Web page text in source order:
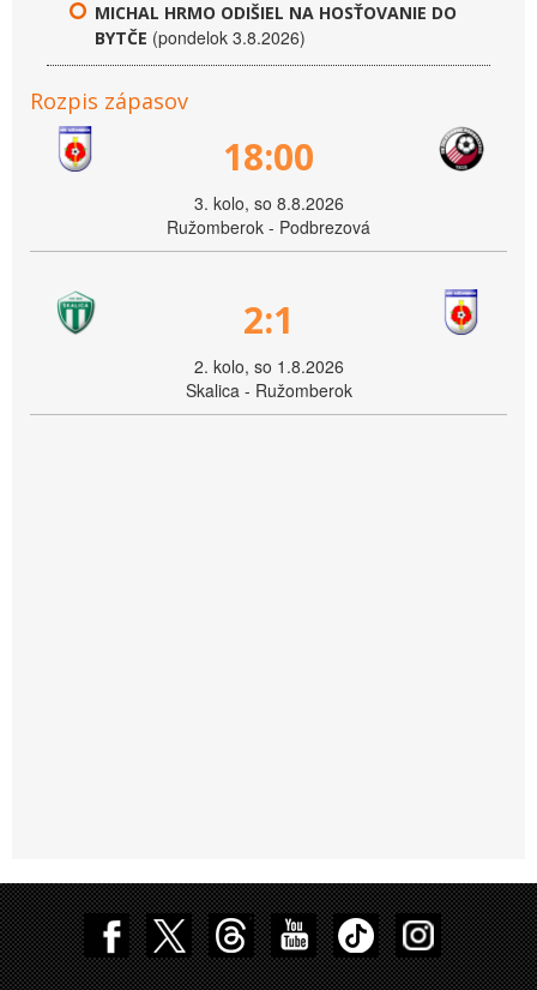
MICHAL HRMO ODIŠIEL NA HOSŤOVANIE DO
BYTČE (pondelok 3.8.2026)
Rozpis zápasov
18:00
3. kolo, so 8.8.2026
Ružomberok - Podbrezová
2:1
2. kolo, so 1.8.2026
Skalica - Ružomberok